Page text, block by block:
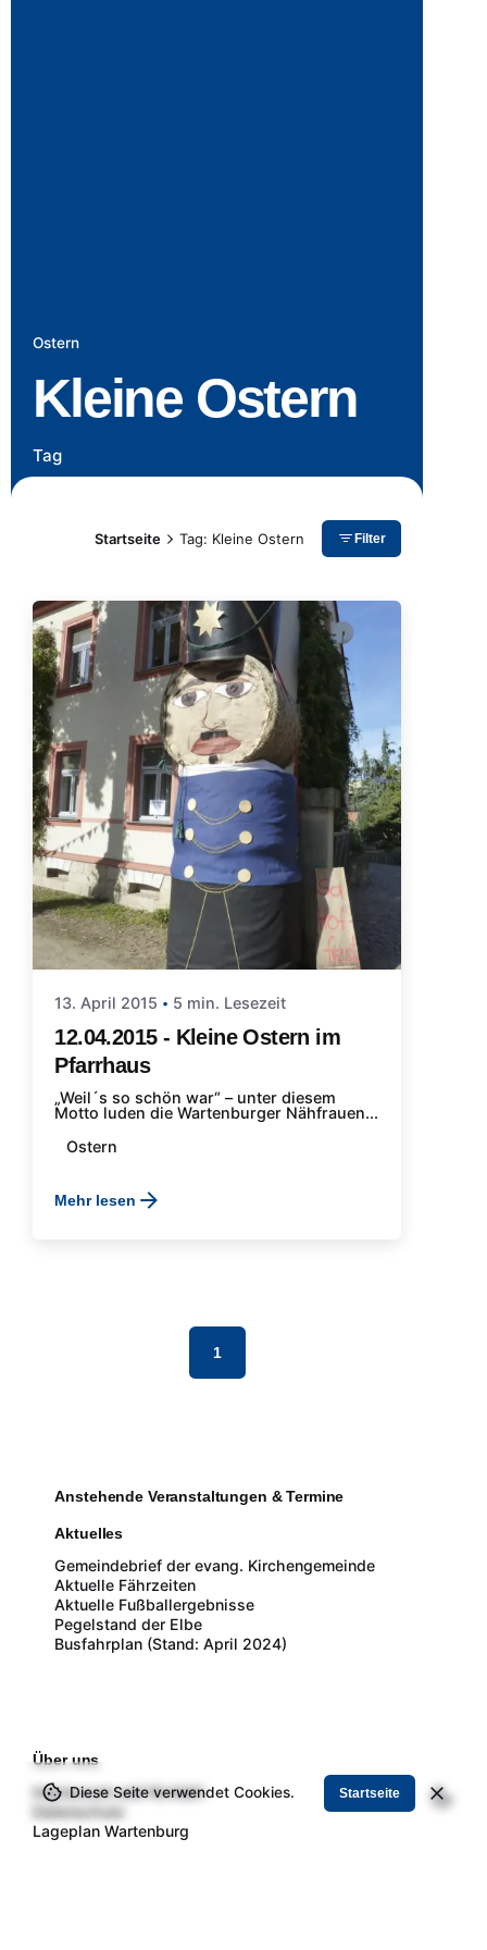
Ostern
Kleine Ostern
Tag
Startseite Tag: Kleine Ostern Filter
13. April 2015 5 min. Lesezeit
12.04.2015 - Kleine Ostern im
Pfarrhaus
„Weil´s so schön war“ – unter diesem
Motto luden die Wartenburger Nähfrauen...
Ostern
Mehr lesen
1
Anstehende Veranstaltungen & Termine
Aktuelles
Gemeindebrief der evang. Kirchengemeinde
Aktuelle Fährzeiten
Aktuelle Fußballergebnisse
Pegelstand der Elbe
Busfahrplan (Stand: April 2024)
Über uns
Impressum und Kontakt
Datenschutz
Lageplan Wartenburg
Diese Seite verwendet Cookies. Startseite